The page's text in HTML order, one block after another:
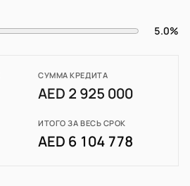
5.0%
СУММА КРЕДИТА
AED 2 925 000
ИТОГО ЗА ВЕСЬ СРОК
AED 6 104 778